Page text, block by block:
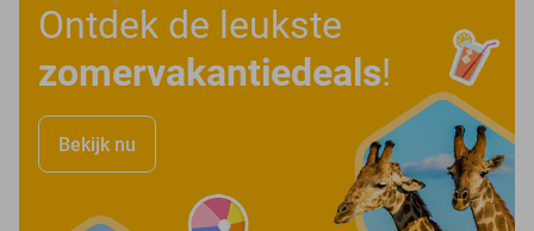
Ontdek de leukste
zomervakantiedeals!
Bekijk nu